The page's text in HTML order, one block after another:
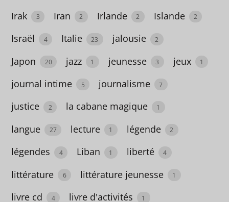
10
érotqie
1
esclavage
5
espace
3
Espagne
Irak 3 Iran 2 Irlande 2 Islande 2
Israël 4 Italie 23 jalousie 2
Japon 20 jazz 1 jeunesse 3 jeux 1
journal intime 5 journalisme 7
justice 2 la cabane magique 1
langue 27 lecture 1 légende 2
légendes 4 Liban 1 liberté 4
littérature 6 littérature jeunesse 1
livre cd 4 livre d'activités 1